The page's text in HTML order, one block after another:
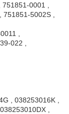
0001 ,
5002S ,
,
022 ,
, 038253016K ,
,